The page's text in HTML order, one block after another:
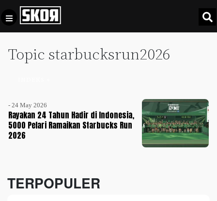
Topic starbucksrun2026
- 24 May 2026
Rayakan 24 Tahun Hadir di Indonesia,
5000 Pelari Ramaikan Starbucks Run
2026
TERPOPULER
Football +
Sports
Update
+
SKOR
Privacy
Media
Siber
Disclaimer